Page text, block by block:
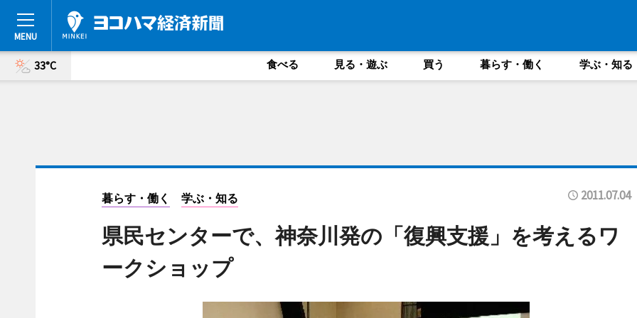
33°C 食べる 見る・遊ぶ 買う 暮らす・働く 学ぶ・知る
暮らす・働く 学ぶ・知る 2011.07.04
県民センターで、神奈川発の「復興支援」を考えるワ
ークショップ